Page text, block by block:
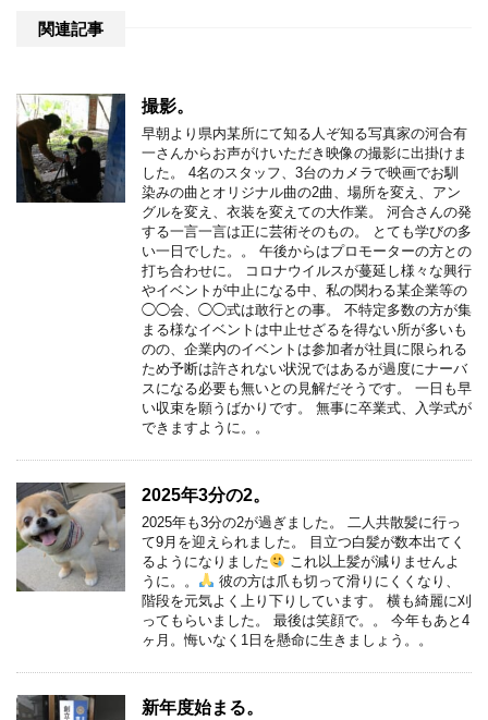
関連記事
撮影。
早朝より県内某所にて知る人ぞ知る写真家の河合有
一さんからお声がけいただき映像の撮影に出掛けま
した。 4名のスタッフ、3台のカメラで映画でお馴
染みの曲とオリジナル曲の2曲、場所を変え、アン
グルを変え、衣装を変えての大作業。 河合さんの発
する一言一言は正に芸術そのもの。 とても学びの多
い一日でした。。 午後からはプロモーターの方との
打ち合わせに。 コロナウイルスが蔓延し様々な興行
やイベントが中止になる中、私の関わる某企業等の
◯◯会、◯◯式は敢行との事。 不特定多数の方が集
まる様なイベントは中止せざるを得ない所が多いも
のの、企業内のイベントは参加者が社員に限られる
ため予断は許されない状況ではあるが過度にナーバ
スになる必要も無いとの見解だそうです。 一日も早
い収束を願うばかりです。 無事に卒業式、入学式が
できますように。。
2025年3分の2。
2025年も3分の2が過ぎました。 二人共散髪に行っ
て9月を迎えられました。 目立つ白髪が数本出てく
るようになりました
これ以上髪が減りませんよ
うに。。
彼の方は爪も切って滑りにくくなり、
階段を元気よく上り下りしています。 横も綺麗に刈
ってもらいました。 最後は笑顔で。。 今年もあと4
ヶ月。悔いなく1日を懸命に生きましょう。。
新年度始まる。